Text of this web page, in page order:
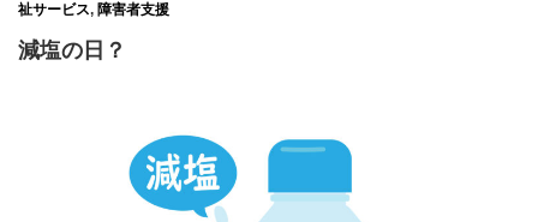
祉サービス, 障害者支援
減塩の日？